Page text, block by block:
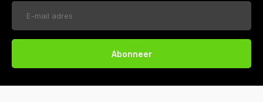
Abonneer